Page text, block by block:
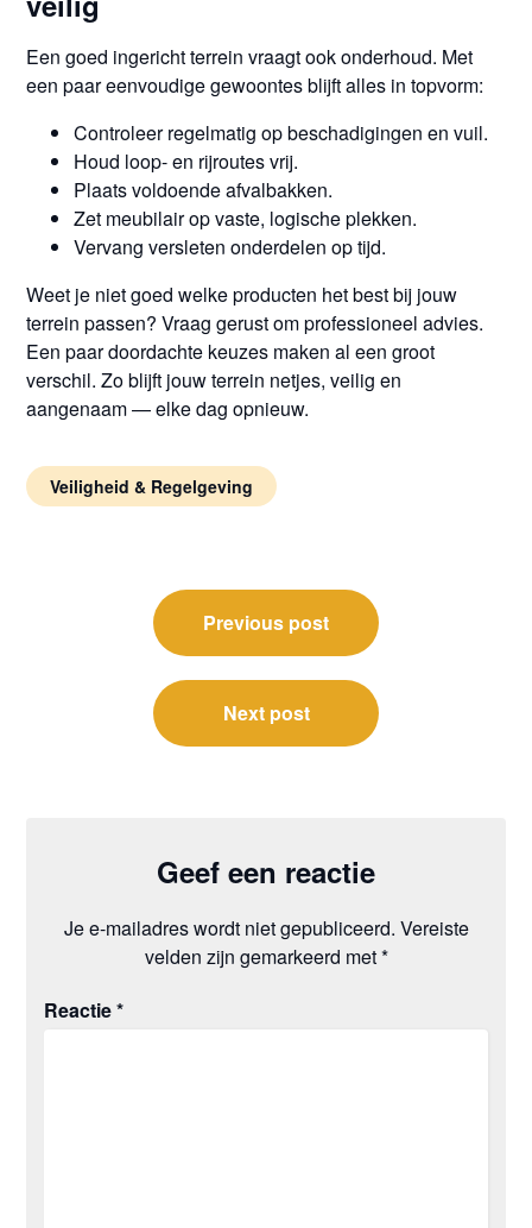
Een goed ingericht terrein vraagt ook onderhoud. Met
een paar eenvoudige gewoontes blijft alles in topvorm:
Controleer regelmatig op beschadigingen en vuil.
Houd loop- en rijroutes vrij.
Plaats voldoende afvalbakken.
Zet meubilair op vaste, logische plekken.
Vervang versleten onderdelen op tijd.
Weet je niet goed welke producten het best bij jouw
terrein passen? Vraag gerust om professioneel advies.
Een paar doordachte keuzes maken al een groot
verschil. Zo blijft jouw terrein netjes, veilig en
aangenaam — elke dag opnieuw.
Veiligheid & Regelgeving
Previous post
Next post
Geef een reactie
Je e-mailadres wordt niet gepubliceerd. Vereiste
velden zijn gemarkeerd met*
Reactie*